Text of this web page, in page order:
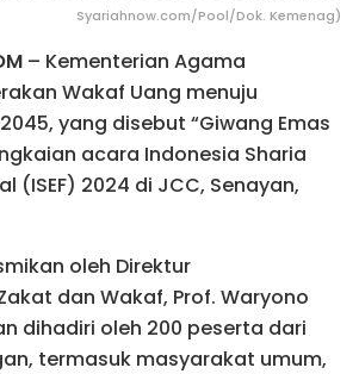
Syariahnow.com/Pool/Dok. Kemenag)
– Kementerian Agama
Wakaf Uang menuju
yang disebut “Giwang Emas
acara Indonesia Sharia
(ISEF) 2024 di JCC, Senayan,
oleh Direktur
dan Wakaf, Prof. Waryono
dihadiri oleh 200 peserta dari
termasuk masyarakat umum,